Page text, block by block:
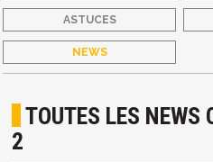
ASTUCES
NEWS
TOUTES LES NEWS
2